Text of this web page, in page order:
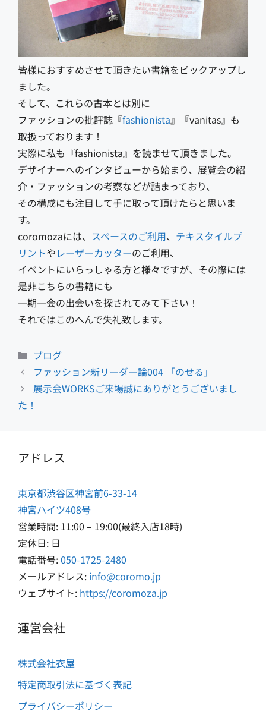
皆様におすすめさせて頂きたい書籍をピックアップし
ました。
そして、これらの古本とは別に
ファッションの批評誌『fashionista』『vanitas』も
取扱っております！
実際に私も『fashionista』を読ませて頂きました。
デザイナーへのインタビューから始まり、展覧会の紹
介・ファッションの考察などが詰まっており、
その構成にも注目して手に取って頂けたらと思いま
す。
coromozaには、 スペースのご利用、 テキスタイルプ
リントやレーザーカッターのご利用、
イベントにいらっしゃる方と様々ですが、その際には
是非こちらの書籍にも
一期一会の出会いを探されてみて下さい！
それではこのへんで失礼致します。
カ
テ
ゴ
リ
ー
ブログ
ファッション新リーダー論004 「のせる」
展示会WORKSご来場誠にありがとうございまし
た！
アドレス
東京都渋谷区神宮前6-33-14
神宮ハイツ408号
営業時間: 11:00 – 19:00(最終入店18時)
定休日: 日
電話番号:050-1725-2480
メールアドレス: info@coromo.jp
ウェブサイト: https://coromoza.jp
運営会社
株式会社衣屋
特定商取引法に基づく表記
プライバシーポリシー